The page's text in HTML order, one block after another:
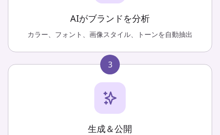
AIがブランドを分析
カラー、フォント、画像スタイル、トーンを自動抽出
3
生成＆公開